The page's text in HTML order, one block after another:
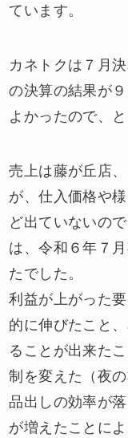
ています。
カネトクは７月
の決算の結果が
よかったので、
売上は藤が丘店
が、仕入価格や
ど出ていないの
は、令和６年７
たでした。
利益が上がった
的に伸びたこと
ることが出来た
制を変えた（夜
品出しの効率が
が増えたことに